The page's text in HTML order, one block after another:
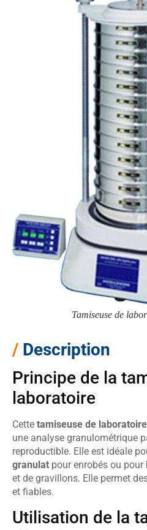
Tamiseuse de
/ Description
Principe de la
laboratoire
Cette tamiseuse de laboratoire
une analyse granulométrique
reproductible. Elle est idéale
granulat pour enrobés ou pour
et de gravillons. Elle permet
et fiables.
Utilisation de la